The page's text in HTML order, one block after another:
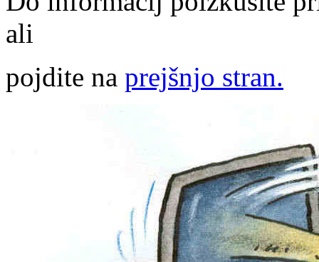
ali
pojdite na prejšnjo stran.